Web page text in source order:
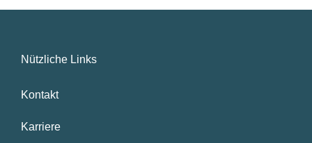
Nützliche Links
Kontakt
Karriere